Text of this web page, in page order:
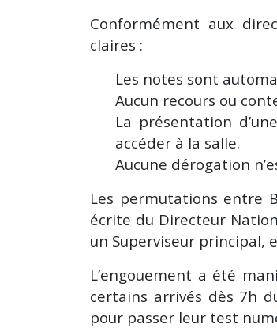
Conformément aux
claires :
Les notes sont
Aucun recours ou
La présentation
accéder à la salle.
Aucune dérogation
Les permutations entre
écrite du Directeur
un Superviseur principal,
L’engouement a été
certains arrivés dès 7h
pour passer leur test